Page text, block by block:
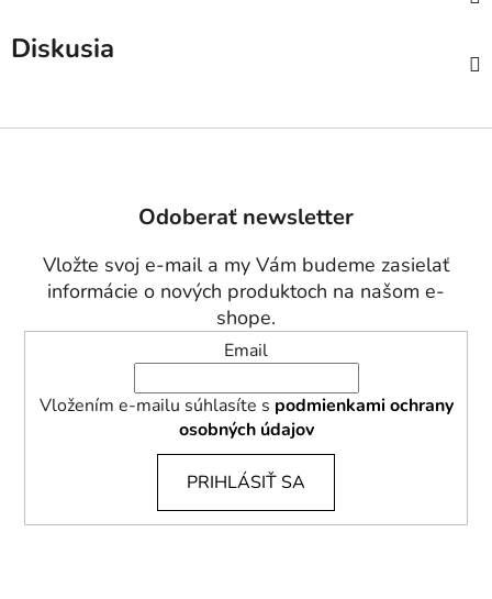
Diskusia
Odoberať newsletter
Vložte svoj e-mail a my Vám budeme zasielať
informácie o nových produktoch na našom e-
shope.
Email
Vložením e-mailu súhlasíte s podmienkami ochrany
osobných údajov
PRIHLÁSIŤ SA